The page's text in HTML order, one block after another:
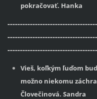
pokračovať. Hanka
Vieš, koľkým ľuďom
možno niekomu
Človečinová. Sandra